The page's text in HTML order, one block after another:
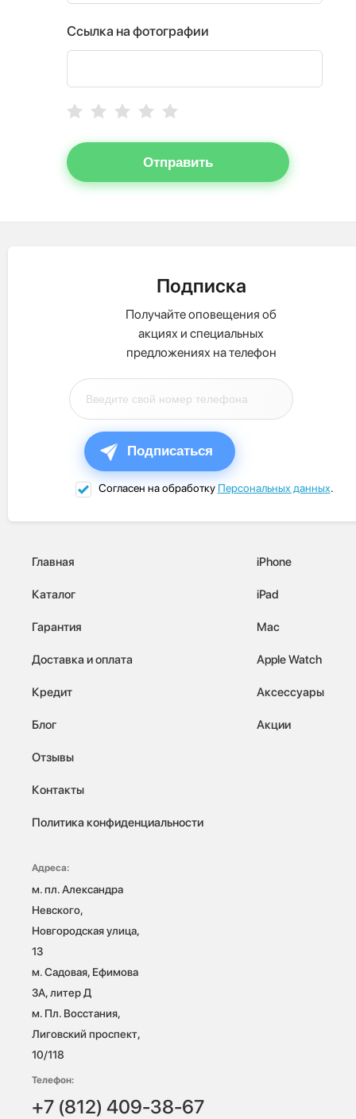
Ссылка на фотографии
Отправить
Подписка
Получайте оповещения об
акциях и специальных
предложениях на телефон
Подписаться
Согласен на обработку Персональных данных.
Главная
Каталог
Гарантия
Доставка и оплата
Кредит
Блог
Отзывы
Контакты
Политика конфиденциальности
iPhone
iPad
Mac
Apple Watch
Аксессуары
Акции
Адреса:
м. пл. Александра
Невского,
Новгородская улица,
13
м. Садовая, Ефимова
3А, литер Д
м. Пл. Восстания,
Лиговский проспект,
10/118
Телефон:
+7 (812) 409-38-67